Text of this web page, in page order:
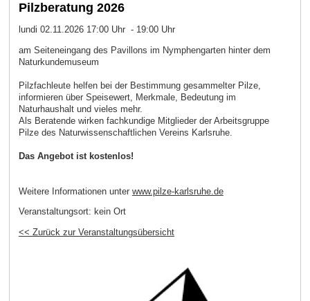
Pilzberatung 2026
lundi 02.11.2026 17:00 Uhr - 19:00 Uhr
am Seiteneingang des Pavillons im Nymphengarten hinter dem
Naturkundemuseum
Pilzfachleute helfen bei der Bestimmung gesammelter Pilze,
informieren über Speisewert, Merkmale, Bedeutung im
Naturhaushalt und vieles mehr.
Als Beratende wirken fachkundige Mitglieder der Arbeitsgruppe
Pilze des Naturwissenschaftlichen Vereins Karlsruhe.
Das Angebot ist kostenlos!
Weitere Informationen unter www.pilze-karlsruhe.de
Veranstaltungsort: kein Ort
<< Zurück zur Veranstaltungsübersicht